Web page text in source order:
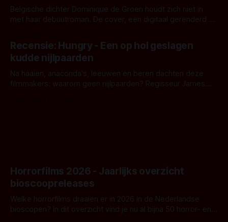
Belgische dichter Dominique de Groen houdt zich niet in
met haar debuutroman. De cover, een digitaal gerenderd en
achtergrond, belooft iets kleurrijks maar onheilspellends,
iets ongrijpbaars. En dat maakt De Groen met ieder woord
waar.
Recensie: Hungry - Een op hol geslagen
kudde nijlpaarden
Na haaien, anaconda's, leeuwen en beren dachten deze
filmmakers: waarom geen nijlpaarden? Regisseur James
Horrorfilms 2026 - Jaarlijks overzicht
bioscoopreleases
Welke horrorfilms draaien er in 2026 in de Nederlandse
bioscopen? In dit overzicht vind je nu al bijna 50 horror- en